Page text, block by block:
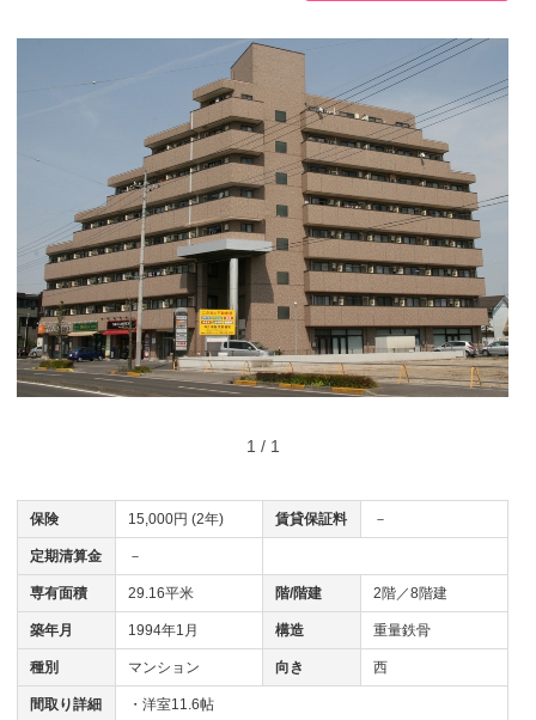
1 / 1
保険 15,000円 (2年) 賃貸保証料 －
定期清算金 －
専有面積 29.16平米 階/階建 2階／8階建
築年月 1994年1月 構造 重量鉄骨
種別 マンション 向き 西
間取り詳細 ・洋室11.6帖